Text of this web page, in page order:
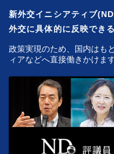
新外交イニシアティブ
外交に具体的に反映でき
政策実現のため、国内はも
ィアなどへ直接働きかけます